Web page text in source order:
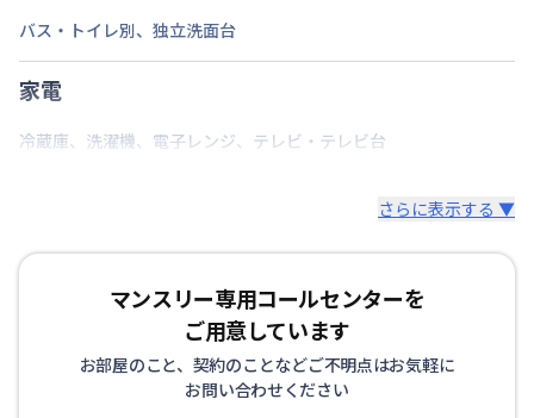
次回更新日
情報更新日より14日以内
バス・トイレ別、 独立洗面台
家電
冷蔵庫、 洗濯機、 電子レンジ、 テレビ・テレビ台
さらに表示する ▼
マンスリー専用コールセンターを
ご用意しています
お部屋のこと、契約のことなどご不明点はお気軽に
お問い合わせください